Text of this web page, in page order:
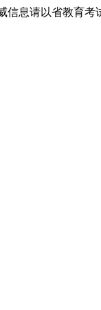
息请以省教育考